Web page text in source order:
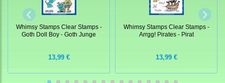
Whimsy Stamps Clear Stamps -
Goth Doll Boy - Goth Junge
13,99 €
Whimsy Stamps Clear Stamps -
Arrgg! Pirates - Pirat
13,99 €